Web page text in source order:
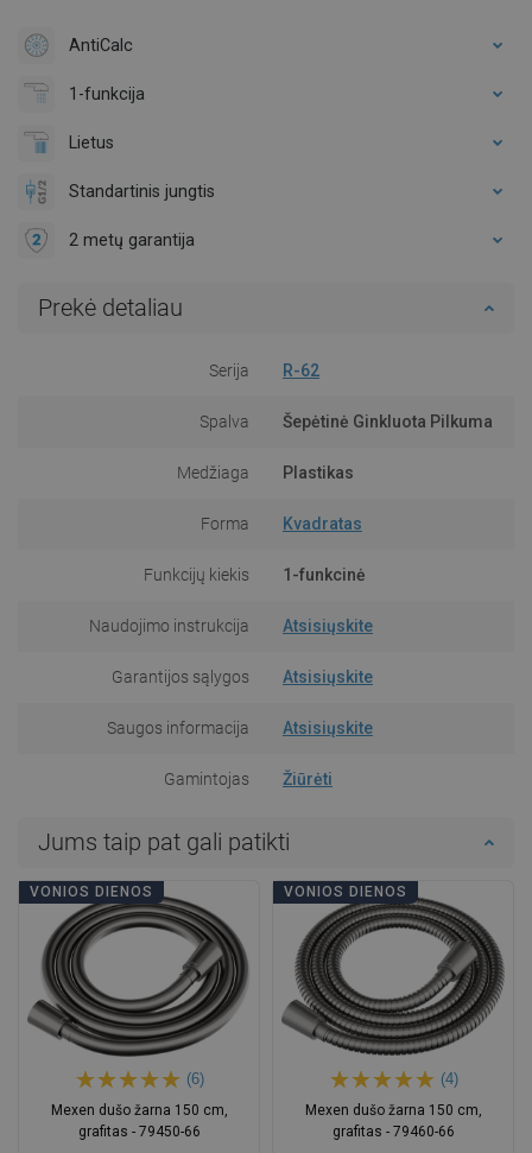
AntiCalc
1-funkcija
Lietus
Standartinis jungtis
2 metų garantija
Prekė detaliau
Serija R-62
Spalva Šepėtinė Ginkluota Pilkuma
Medžiaga Plastikas
Forma Kvadratas
Funkcijų kiekis 1-funkcinė
Naudojimo instrukcija Atsisiųskite
Garantijos sąlygos Atsisiųskite
Saugos informacija Atsisiųskite
Gamintojas Žiūrėti
Jums taip pat gali patikti
VONIOS DIENOS
(6)
Mexen dušo žarna 150 cm,
grafitas - 79450-66
VONIOS DIENOS
(4)
Mexen dušo žarna 150 cm,
grafitas - 79460-66